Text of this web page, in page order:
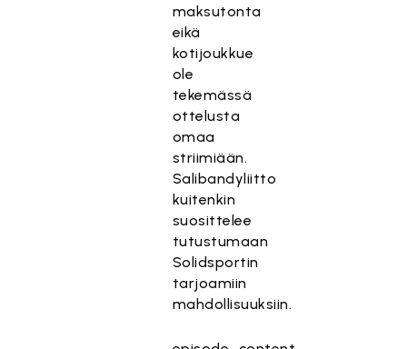
maksutonta
eikä
kotijoukkue
ole
tekemässä
ottelusta
omaa
striimiään.
Salibandyliitto
kuitenkin
suosittelee
tutustumaan
Solidsportin
tarjoamiin
mahdollisuuksiin.